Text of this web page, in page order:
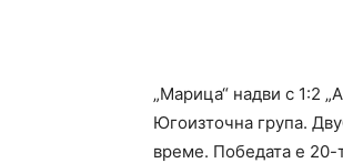
„Марица“ надви с 1:2
Югоизточна група.
време. Победата е 20-